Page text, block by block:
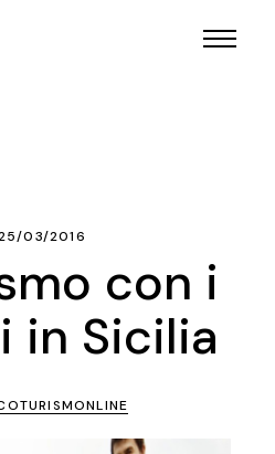
03/2016
con i
in Sicilia